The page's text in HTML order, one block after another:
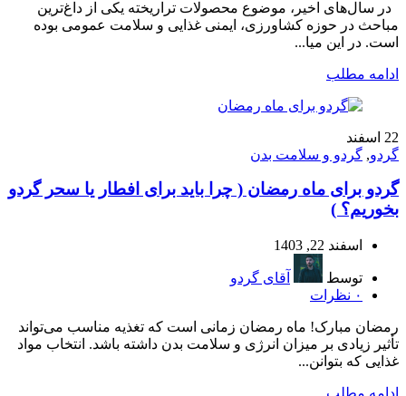
در سال‌های اخیر، موضوع محصولات تراریخته یکی از داغ‌ترین
مباحث در حوزه کشاورزی، ایمنی غذایی و سلامت عمومی بوده
است. در این میا...
ادامه مطلب
22 اسفند
گردو, گردو و سلامت بدن
گردو برای ماه رمضان ( چرا باید برای افطار یا سحر گردو
بخوریم؟ )
اسفند 22, 1403
توسط
آقای گردو
۰ نظرات
رمضان مبارک! ماه رمضان زمانی است که تغذیه مناسب می‌تواند
تأثیر زیادی بر میزان انرژی و سلامت بدن داشته باشد. انتخاب مواد
غذایی که بتوانن...
ادامه مطلب